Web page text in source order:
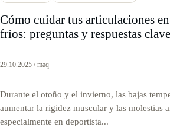
Cómo cuidar tus articulaciones
fríos: preguntas y respuestas clave
29.10.2025 / maq
Durante el otoño y el invierno, las bajas
aumentar la rigidez muscular y las molestias
especialmente en deportista...